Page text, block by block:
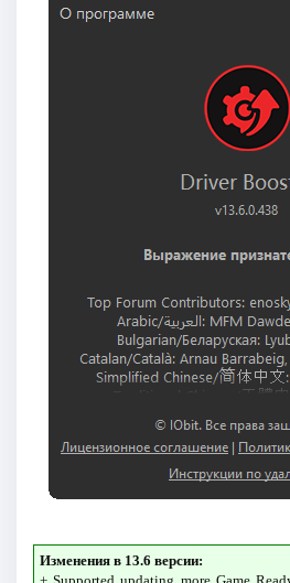
Изменения в 13.6 версии: